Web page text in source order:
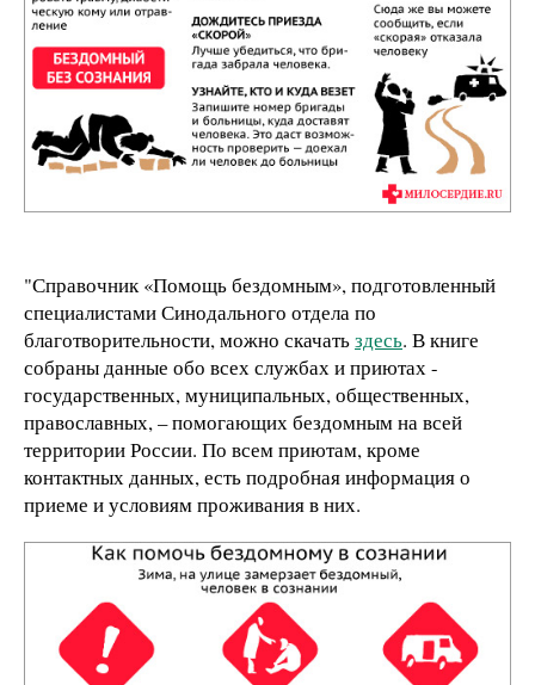
"Справочник «Помощь бездомным», подготовленный
специалистами Синодального отдела по
благотворительности, можно скачатьздесь. В книге
собраны данные обо всех службах и приютах -
государственных, муниципальных, общественных,
православных, – помогающих бездомным на всей
территории России. По всем приютам, кроме
контактных данных, есть подробная информация о
приеме и условиям проживания в них.